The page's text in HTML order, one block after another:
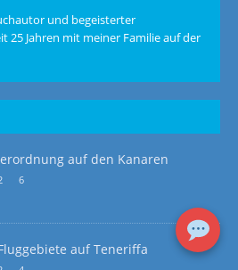
und begeisterter
25 Jahren mit meiner Familie auf der
auf den Kanaren
6
auf Teneriffa